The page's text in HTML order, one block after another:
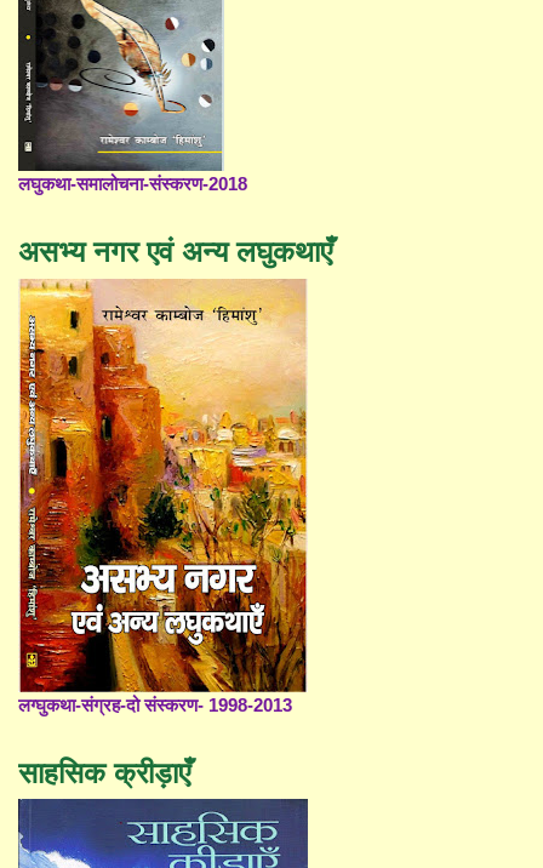
लघुकथा-समालोचना-संस्करण-2018
असभ्य नगर एवं अन्य लघुकथाएँ
लग्घुकथा-संग्रह-दो संस्करण- 1998-2013
साहसिक क्रीड़ाएँ